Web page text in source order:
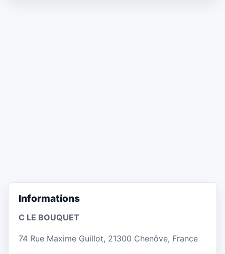
Informations
C LE BOUQUET
74 Rue Maxime Guillot, 21300 Chenôve, France